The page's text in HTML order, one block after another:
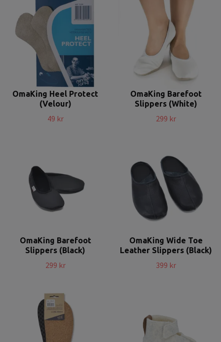
OmaKing Heel Protect
(Velour)
49 kr
OmaKing Barefoot
Slippers (White)
299 kr
OmaKing Barefoot
Slippers (Black)
299 kr
OmaKing Wide Toe
Leather Slippers (Black)
399 kr